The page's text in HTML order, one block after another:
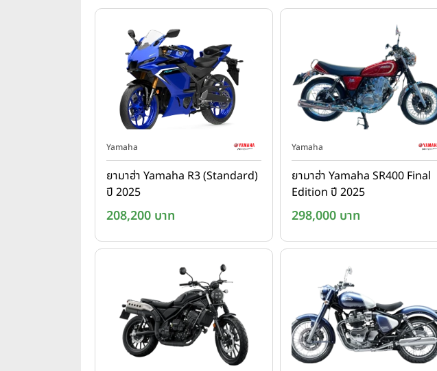
Yamaha
ยามาฮ่า Yamaha R3 (Standard)
ปี 2025
208,200 บาท
Yamaha
ยามาฮ่า Yamaha SR400 Final
Edition ปี 2025
298,000 บาท